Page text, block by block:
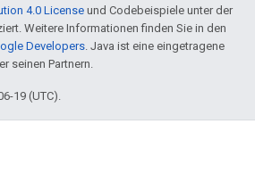
4.0 License und Codebeispiele unter der
Weitere Informationen finden Sie in den
Developers . Java ist eine eingetragene
seinen Partnern.
19 (UTC).